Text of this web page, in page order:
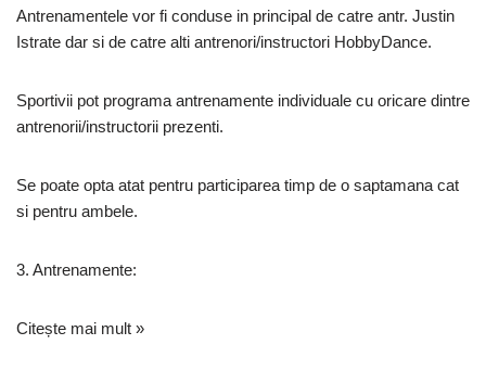
Antrenamentele vor fi conduse in principal de catre antr. Justin
Istrate dar si de catre alti antrenori/instructori HobbyDance.
Sportivii pot programa antrenamente individuale cu oricare dintre
antrenorii/instructorii prezenti.
Se poate opta atat pentru participarea timp de o saptamana cat
si pentru ambele.
3. Antrenamente:
Citește mai mult »